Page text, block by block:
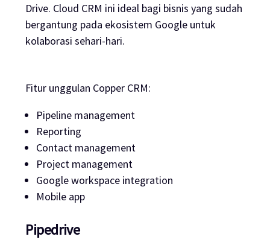
Drive. Cloud CRM ini ideal bagi bisnis yang sudah
bergantung pada ekosistem Google untuk
kolaborasi sehari-hari.
Fitur unggulan Copper CRM:
Pipeline management
Reporting
Contact management
Project management
Google workspace integration
Mobile app
Pipedrive